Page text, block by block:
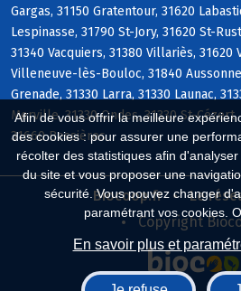
Afin de vous offrir la meilleure
des cookies : pour assurer une
récolter des statistiques afin
du site et vous proposer une
sécurité. Vous pouvez changer
paramétrant vos cookies.
En savoir plus et
Gargas, 31150 Gratentour, 31620
Lespinasse, 31790 St-Jory, 31620 St-
31340 Vacquiers, 31380 Villariès, 31620
Villeneuve-lès-Bouloc, 31840
Grenade, 31330 Larra, 31330 Launac,
Merville, 31330 Ondes, 31330 St-
31660 Bessières
Biocoop.fr
Le
Copyright